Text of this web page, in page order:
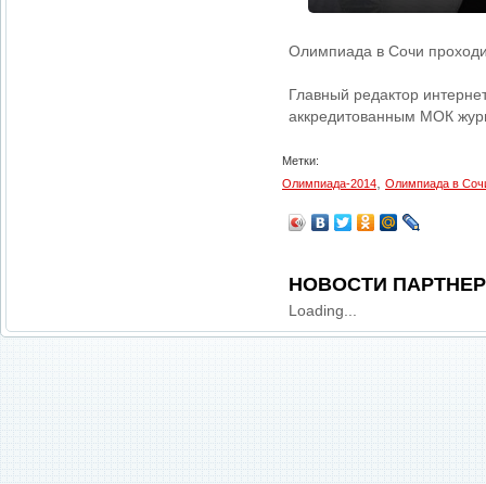
Олимпиада в Сочи
Главный редактор
аккредитованным МОК
Метки:
Олимпиада-2014
Олимпиада в
НОВОСТИ
Loading...